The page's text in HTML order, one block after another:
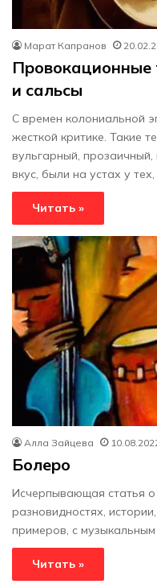
Марат Капранов
Провокационные
и сальсы
С времен колониальной
жесткой критике. Такие
вульгарный,
вкус, были на устах у
Читать »
Алла Зайцева
Болеро
Исчерпывающая статья
разновидностях,
примеров, с
Читать »